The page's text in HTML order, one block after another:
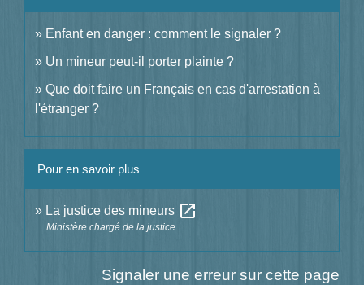
Enfant en danger : comment le signaler ?
Un mineur peut-il porter plainte ?
Que doit faire un Français en cas d'arrestation à
l'étranger ?
Pour en savoir plus
La justice des mineurs open_in_new
Ministère chargé de la justice
Signaler une erreur sur cette page